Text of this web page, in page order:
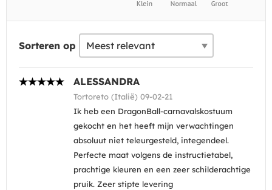
Sorteren op
ALESSANDRA
Tortoreto (Italië) 09-02-21
Ik heb een DragonBall-carnavalskostuum
gekocht en het heeft mijn verwachtingen
absoluut niet teleurgesteld, integendeel.
Perfecte maat volgens de instructietabel,
prachtige kleuren en een zeer schilderachtige
pruik. Zeer stipte levering